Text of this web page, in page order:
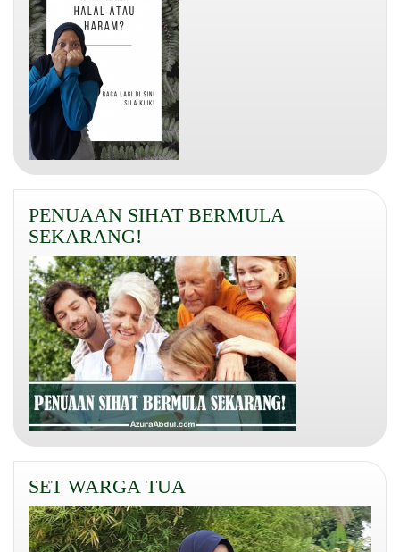
PENUAAN SIHAT BERMULA
SEKARANG!
SET WARGA TUA